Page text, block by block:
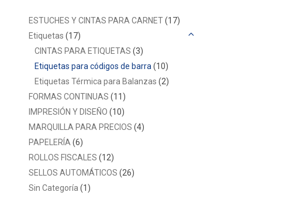
ESTUCHES Y CINTAS PARA CARNET (17)
Etiquetas (17)
CINTAS PARA ETIQUETAS (3)
Etiquetas para códigos de barra (10)
Etiquetas Térmica para Balanzas (2)
FORMAS CONTINUAS (11)
IMPRESIÓN Y DISEÑO (10)
MARQUILLA PARA PRECIOS (4)
PAPELERÍA (6)
ROLLOS FISCALES (12)
SELLOS AUTOMÁTICOS (26)
Sin Categoría (1)